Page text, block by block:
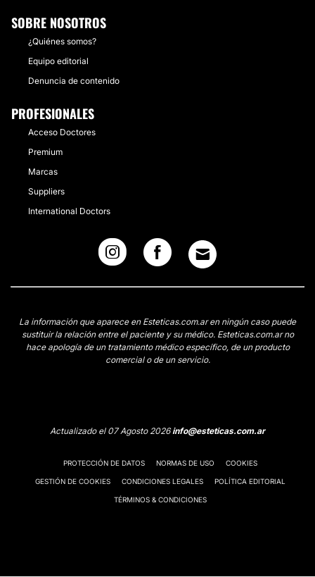
SOBRE NOSOTROS
¿Quiénes somos?
Equipo editorial
Denuncia de contenido
PROFESIONALES
Acceso Doctores
Premium
Marcas
Suppliers
International Doctors
La información que aparece en Esteticas.com.ar en ningún caso puede
sustituir la relación entre el paciente y su médico. Esteticas.com.ar no
hace apología de un tratamiento médico específico, de un producto
comercial o de un servicio.
Actualizado el 07 Agosto 2026info@esteticas.com.ar
PROTECCIÓN DE DATOS NORMAS DE USO COOKIES
GESTIÓN DE COOKIES CONDICIONES LEGALES POLÍTICA EDITORIAL
TÉRMINOS & CONDICIONES